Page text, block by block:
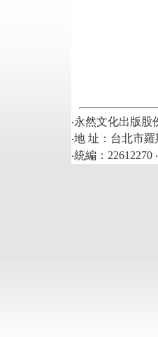
‧永然文化出版股
‧地 址：台北市
‧統編：